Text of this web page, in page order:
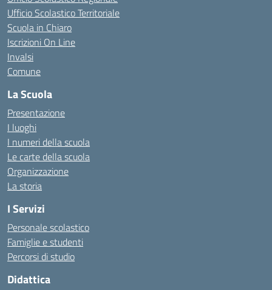
Ufficio Scolastico Territoriale
Scuola in Chiaro
Iscrizioni On Line
Invalsi
Comune
La Scuola
Presentazione
I luoghi
I numeri della scuola
Le carte della scuola
Organizzazione
La storia
I Servizi
Personale scolastico
Famiglie e studenti
Percorsi di studio
Didattica